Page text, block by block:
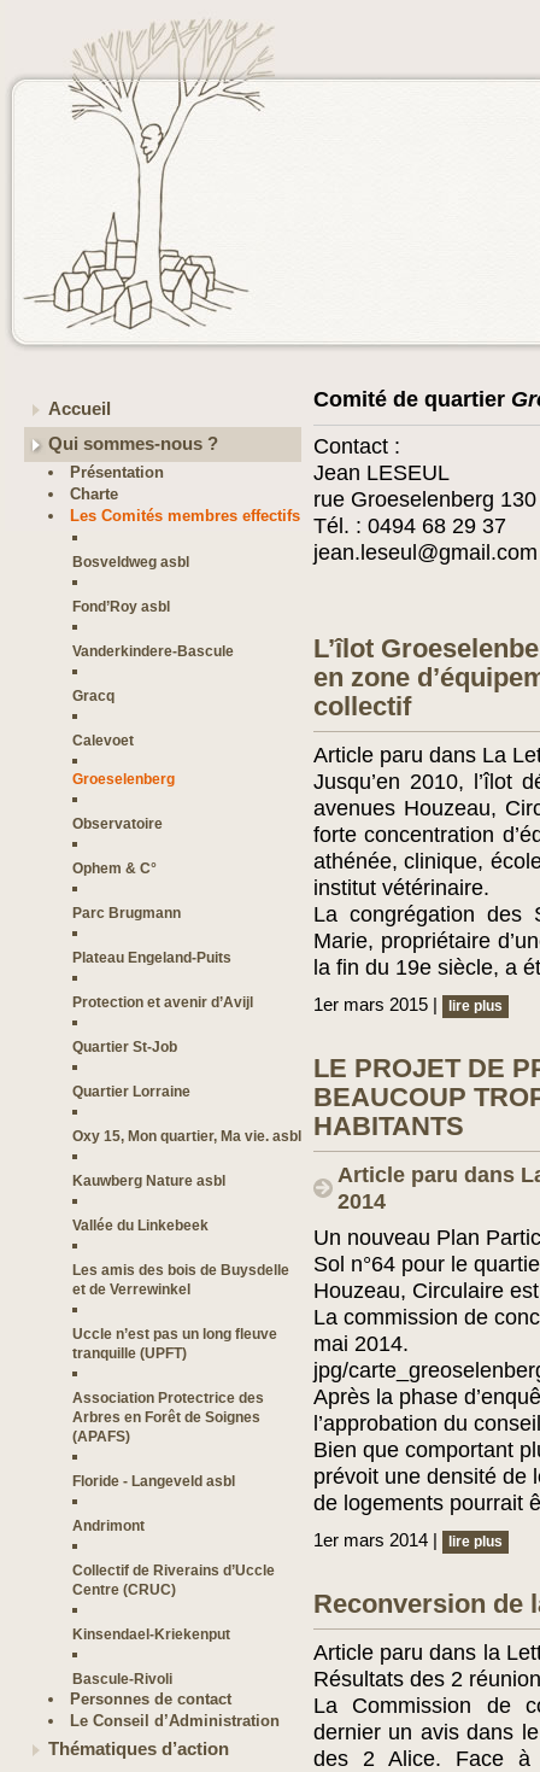
Accueil
Qui sommes-nous ?
Présentation
Charte
Les Comités membres effectifs
Bosveldweg asbl
Fond’Roy asbl
Vanderkindere-Bascule
Gracq
Calevoet
Groeselenberg
Observatoire
Ophem & C°
Parc Brugmann
Plateau Engeland-Puits
Protection et avenir d’Avijl
Quartier St-Job
Quartier Lorraine
Oxy 15, Mon quartier, Ma vie. asbl
Kauwberg Nature asbl
Vallée du Linkebeek
Les amis des bois de Buysdelle
et de Verrewinkel
Uccle n’est pas un long fleuve
tranquille (UPFT)
Association Protectrice des
Arbres en Forêt de Soignes
(APAFS)
Floride - Langeveld asbl
Andrimont
Collectif de Riverains d’Uccle
Centre (CRUC)
Kinsendael-Kriekenput
Bascule-Rivoli
Personnes de contact
Le Conseil d’Administration
Thématiques d’action
Comité de quartier
Contact :
Jean LESEUL
rue Groeselenberg 130
Tél. : 0494 68 29 37
jean.leseul@gmail.com
L’îlot
en zone
collectif
Article paru dans La
Jusqu’en 2010, l’îlot
avenues Houzeau,
forte concentration
athénée, clinique,
institut vétérinaire.
La congrégation
Marie, propriétaire
la fin du 19e siècle, a
1er mars 2015 | lire plus
LE PROJET DE
BEAUCOUP
HABITANTS
Article paru dans
2014
Un nouveau Plan
Sol n°64 pour le
Houzeau, Circulaire
La commission de
mai 2014.
jpg/
Après la phase
l’approbation du
Bien que comportant
prévoit une densité de
de logements pourrait
1er mars 2014 | lire plus
Reconversion de
Article paru dans la
Résultats des 2
La Commission de
dernier un avis dans
des 2 Alice. Face à